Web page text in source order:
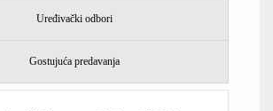
Uređivački odbori
Gostujuća predavanja